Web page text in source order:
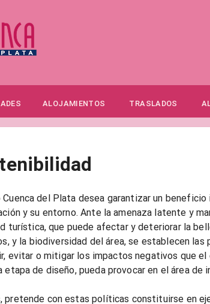
ALOJAMIENTOS TRASLADOS
Cuenca del Plata desea garantizar un
y su entorno. Ante la amenaza latente y
turística, que puede afectar y deteriorar la
y la biodiversidad del área, se establecen las
evitar o mitigar los impactos negativos que
etapa de diseño, pueda provocar en el área de
pretende con estas políticas constituirse en